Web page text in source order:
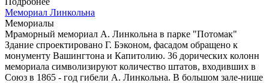
Мемориал Линкольна
Мемориалы
Мраморный мемориал А. Линкольна в парке "Потомак"
Здание спроектировано Г. Бэконом, фасадом обращено к
монументу Вашингтона и Капитолию. 36 дорических колонн
мемориала символизируют количество штатов, входивших в
Союз в 1865 - год гибели А. Линкольна. В большом зале-нише